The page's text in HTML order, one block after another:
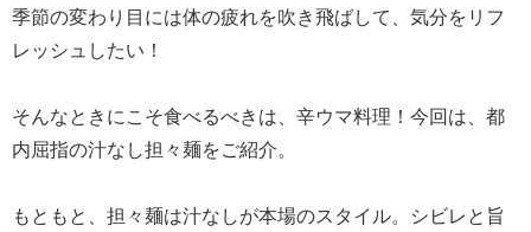
季節の変わり目には体の疲れを吹き飛ばして、気分をリフ
レッシュしたい！
そんなときにこそ食べるべきは、辛ウマ料理！今回は、都
内屈指の汁なし担々麺をご紹介。
もともと、担々麺は汁なしが本場のスタイル。シビレと旨